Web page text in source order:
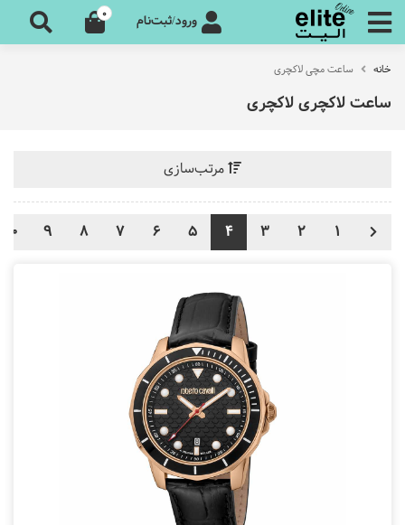
ورود/ثبت‌نام 0
خانه ساعت مچی لاکچری
ساعت لاکچری لاکچری
مرتب‌سازی
1
2
3
4
5
6
7
8
9
10